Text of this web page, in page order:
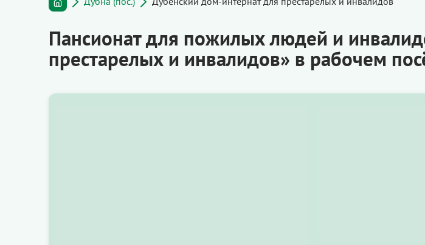
Пансионат для пожилых людей и
престарелых и инвалидов» в рабочем